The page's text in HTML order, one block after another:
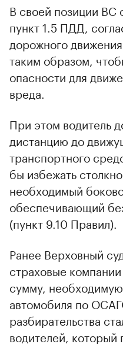
В своей позиции ВС
пункт 1.5 ПДД,
дорожного
таким образом,
опасности для
вреда.
При этом водитель
дистанцию до
транспортного
бы избежать
необходимый
обеспечивающий
(пункт 9.10 Правил).
Ранее Верховный суд
страховые
сумму,
автомобиля по
разбирательства
водителей, который